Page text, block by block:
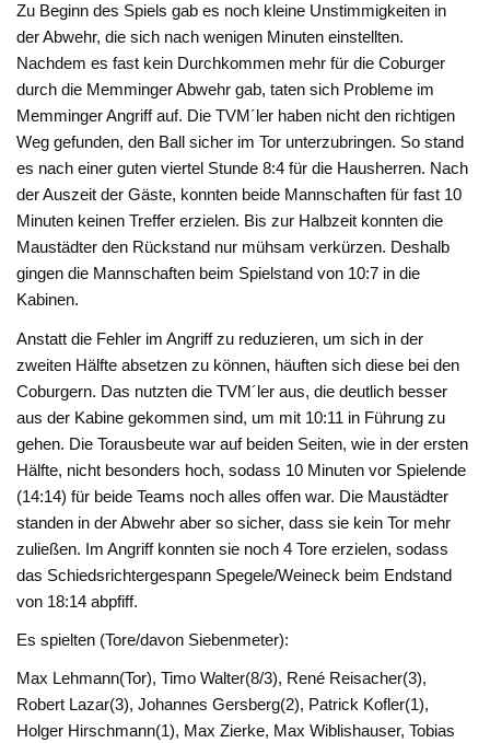
Zu Beginn des Spiels gab es noch kleine Unstimmigkeiten in
der Abwehr, die sich nach wenigen Minuten einstellten.
Nachdem es fast kein Durchkommen mehr für die Coburger
durch die Memminger Abwehr gab, taten sich Probleme im
Memminger Angriff auf. Die TVM´ler haben nicht den richtigen
Weg gefunden, den Ball sicher im Tor unterzubringen. So stand
es nach einer guten viertel Stunde 8:4 für die Hausherren. Nach
der Auszeit der Gäste, konnten beide Mannschaften für fast 10
Minuten keinen Treffer erzielen. Bis zur Halbzeit konnten die
Maustädter den Rückstand nur mühsam verkürzen. Deshalb
gingen die Mannschaften beim Spielstand von 10:7 in die
Kabinen.
Anstatt die Fehler im Angriff zu reduzieren, um sich in der
zweiten Hälfte absetzen zu können, häuften sich diese bei den
Coburgern. Das nutzten die TVM´ler aus, die deutlich besser
aus der Kabine gekommen sind, um mit 10:11 in Führung zu
gehen. Die Torausbeute war auf beiden Seiten, wie in der ersten
Hälfte, nicht besonders hoch, sodass 10 Minuten vor Spielende
(14:14) für beide Teams noch alles offen war. Die Maustädter
standen in der Abwehr aber so sicher, dass sie kein Tor mehr
zuließen. Im Angriff konnten sie noch 4 Tore erzielen, sodass
das Schiedsrichtergespann Spegele/Weineck beim Endstand
von 18:14 abpfiff.
Es spielten (Tore/davon Siebenmeter):
Max Lehmann(Tor), Timo Walter(8/3), René Reisacher(3),
Robert Lazar(3), Johannes Gersberg(2), Patrick Kofler(1),
Holger Hirschmann(1), Max Zierke, Max Wiblishauser, Tobias